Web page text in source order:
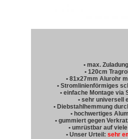
• max.
• 120cm
• 81x27mm Alurohr
• Stromlinienförmiges
• einfache Montage via
• sehr universell
• Diebstahlhemmung
• hochwertiges
• gummiert gegen
• umrüstbar auf
• Unser Urteil: sehr